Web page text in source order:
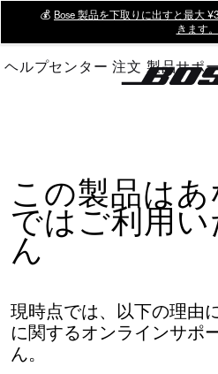
Main
💰 Bose 製品を下取りに出すと最大
きます。
ヘルプセンター 注文 製品サポ
この製品は
ではご利用
ん
現時点では、以下の理由
に関するオンラインサポ
ん。